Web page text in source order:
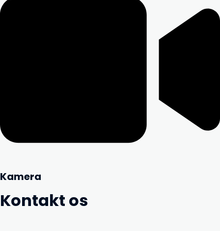
Kamera
Kontakt os